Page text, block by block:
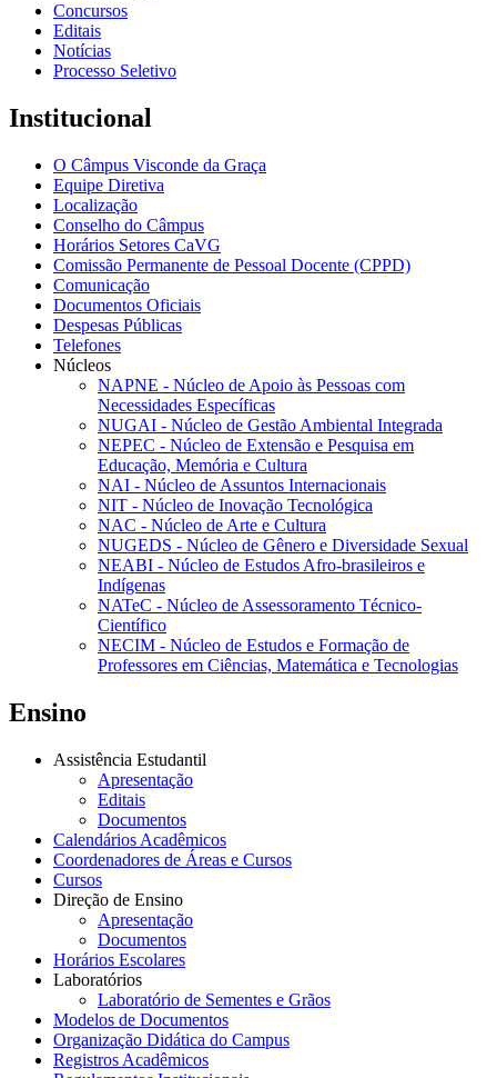
Concursos
Editais
Notícias
Processo Seletivo
Institucional
O Câmpus Visconde da Graça
Equipe Diretiva
Localização
Conselho do Câmpus
Horários Setores CaVG
Comissão Permanente de Pessoal Docente (CPPD)
Comunicação
Documentos Oficiais
Despesas Públicas
Telefones
Núcleos
NAPNE - Núcleo de Apoio às Pessoas com
Necessidades Específicas
NUGAI - Núcleo de Gestão Ambiental Integrada
NEPEC - Núcleo de Extensão e Pesquisa em
Educação, Memória e Cultura
NAI - Núcleo de Assuntos Internacionais
NIT - Núcleo de Inovação Tecnológica
NAC - Núcleo de Arte e Cultura
NUGEDS - Núcleo de Gênero e Diversidade Sexual
NEABI - Núcleo de Estudos Afro-brasileiros e
Indígenas
NATeC - Núcleo de Assessoramento Técnico-
Científico
NECIM - Núcleo de Estudos e Formação de
Professores em Ciências, Matemática e Tecnologias
Ensino
Assistência Estudantil
Apresentação
Editais
Documentos
Calendários Acadêmicos
Coordenadores de Áreas e Cursos
Cursos
Direção de Ensino
Apresentação
Documentos
Horários Escolares
Laboratórios
Laboratório de Sementes e Grãos
Modelos de Documentos
Organização Didática do Campus
Registros Acadêmicos